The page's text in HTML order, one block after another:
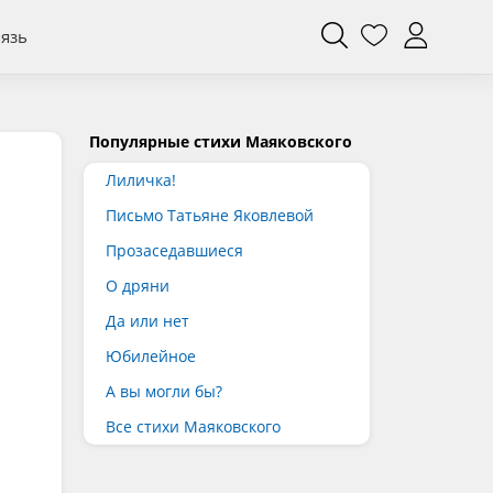
Популярные стихи Маяковского
Лиличка!
Письмо Татьяне Яковлевой
Прозаседавшиеся
О дряни
Да или нет
Юбилейное
А вы могли бы?
Все стихи Маяковского